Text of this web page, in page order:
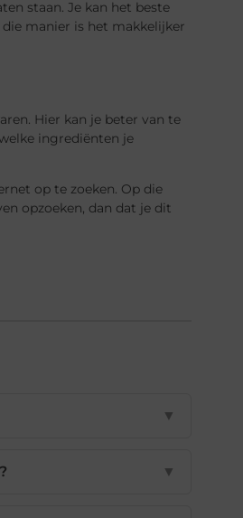
staan. Je kan het beste
manier is het makkelijker
Hier kan je beter van te
ingrediënten je
op te zoeken. Op die
opzoeken, dan dat je dit
▼
▼